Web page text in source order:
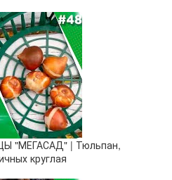
"МЕГАСАД" | Тюльпан,
круглая